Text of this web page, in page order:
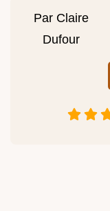
Par Claire
Dufour